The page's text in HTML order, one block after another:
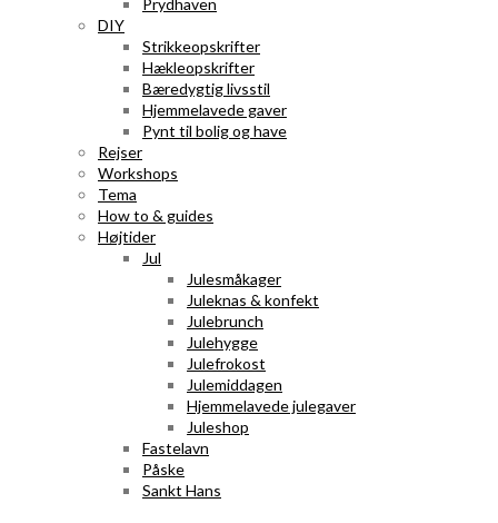
Prydhaven
DIY
Strikkeopskrifter
Hækleopskrifter
Bæredygtig livsstil
Hjemmelavede gaver
Pynt til bolig og have
Rejser
Workshops
Tema
How to & guides
Højtider
Jul
Julesmåkager
Juleknas & konfekt
Julebrunch
Julehygge
Julefrokost
Julemiddagen
Hjemmelavede julegaver
Juleshop
Fastelavn
Påske
Sankt Hans